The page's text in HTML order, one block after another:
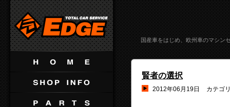
国産車をはじめ、欧州車のマシン
賢者の選択
2012年06月19日 カテゴ